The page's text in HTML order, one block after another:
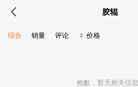
胶辊
综合 销量 评论 价格
抱歉，暂无相关信息